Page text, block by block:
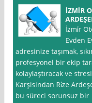
İZMİR
İzmi̇r
Evden
adresinize taşımak,
profesyonel bir ekip
kolaylaştıracak ve
Karşisindan Ri̇ze
bu süreci sorunsuz bir